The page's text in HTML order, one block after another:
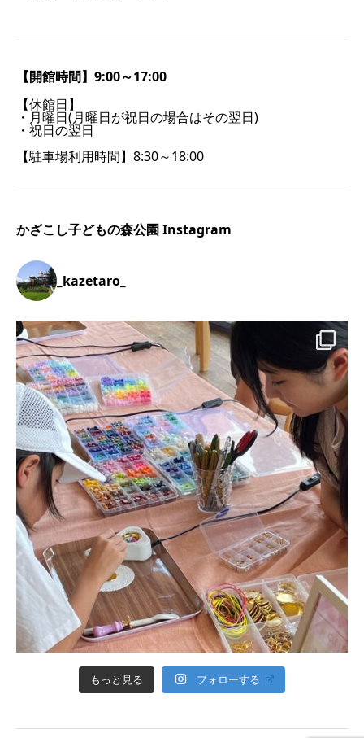
【開館時間】9:00～17:00
【休館日】
・月曜日(月曜日が祝日の場合はその翌日)
・祝日の翌日
【駐車場利用時間】8:30～18:00
かざこし子どもの森公園 Instagram
_kazetaro_
もっと見る フォローする